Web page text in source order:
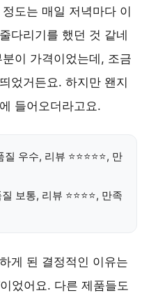
도는 매일 저녁마다 이
다리기를 했던 것 같네
이 가격이었는데, 조금
었거든요. 하지만 왠지
들어오더라고요.
우수, 리뷰 ⭐⭐⭐⭐⭐, 만
보통, 리뷰 ⭐⭐⭐⭐, 만족
게 된 결정적인 이유는
었어요. 다른 제품들도